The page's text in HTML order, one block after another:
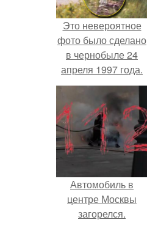
Это невероятное
фото было сделано
в чернобыле 24
апреля 1997 года.
Автомобиль в
центре Москвы
загорелся.